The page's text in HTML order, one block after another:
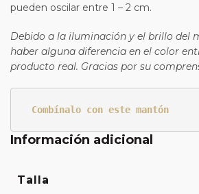
pueden oscilar entre 1 – 2 cm.
Debido a la iluminación y el brillo del
haber alguna diferencia en el color
producto real. Gracias por su
Combínalo con este mantón
Información adicional
Talla